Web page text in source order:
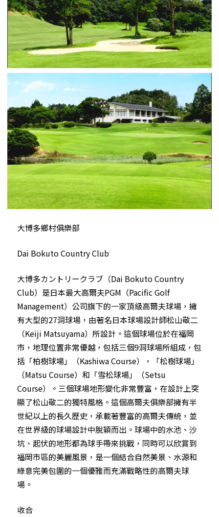
大博多鄉村俱樂部
Dai Bokuto Country Club
大博多カントリークラブ（Dai Bokuto Country
Club）是日本最大高爾夫PGM（Pacific Golf
Management）公司旗下的一家頂級高爾夫球場，擁
有大型的27洞球場，由著名日本球場設計師松山敬二
（Keiji Matsuyama）所設計。這個球場位於在福岡
市，地理位置非常優越，包括三個9洞球場所組成，包
括「柏樹球場」（Kashiwa Course），「松樹球場」
（Matsu Course）和「雪松球場」（Setsu
Course）。三個球場地形變化非常豐富，在設計上突
顯了松山敬二的獨特風格。這個高爾夫俱樂部擁有半
世紀以上的長久歷史，承載著豐富的高爾夫傳統，並
在世界級的球場設計中脫穎而出。球場中的水池、沙
坑、起伏的地形都為球手帶來挑戰，同時可以欣賞到
福岡市區的美麗風景，是一個結合自然美景、水源和
綠意完美包圍的一個優雅而充滿戰略性的高爾夫球
場。
收合